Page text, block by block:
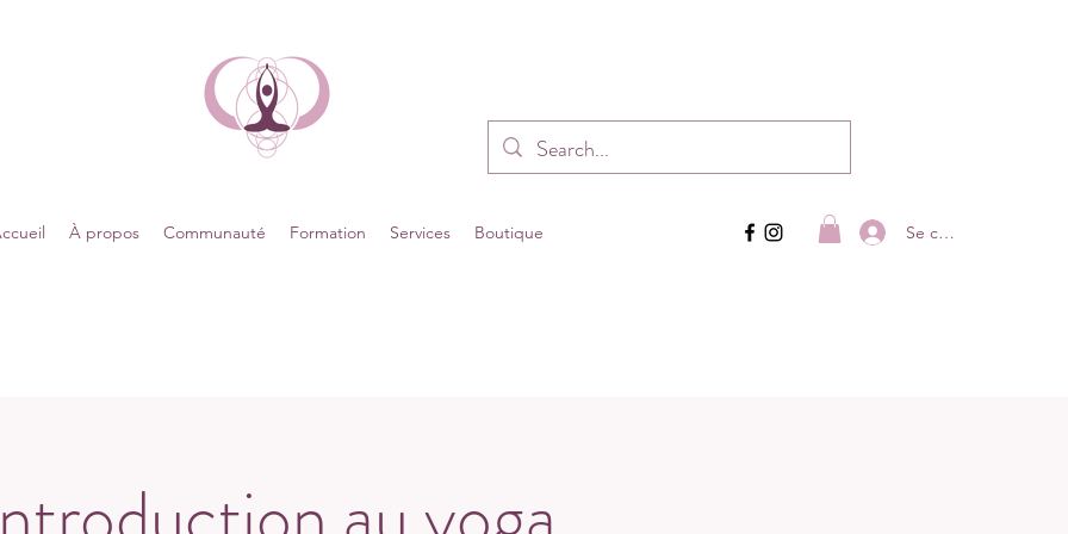
À propos Communauté Formation Services Boutique Se connecter